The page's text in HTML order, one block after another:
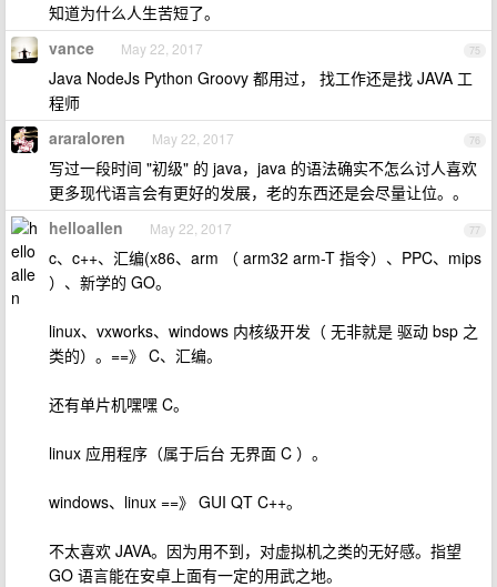
知道为什么人生苦短了。
75
vance May 22, 2017
Java NodeJs Python Groovy 都用过， 找工作还是找 JAVA 工
程师
76
araraloren May 22, 2017
写过一段时间 "初级" 的 java，java 的语法确实不怎么讨人喜欢
更多现代语言会有更好的发展，老的东西还是会尽量让位。。
77
helloallen May 22, 2017
c、c++、汇编(x86、arm （ arm32 arm-T 指令）、PPC、mips
）、新学的 GO。
linux、vxworks、windows 内核级开发（ 无非就是 驱动 bsp 之
类的）。==》 C、汇编。
还有单片机嘿嘿 C。
linux 应用程序（属于后台 无界面 C ）。
windows、linux ==》 GUI QT C++。
不太喜欢 JAVA。因为用不到，对虚拟机之类的无好感。指望
GO 语言能在安卓上面有一定的用武之地。